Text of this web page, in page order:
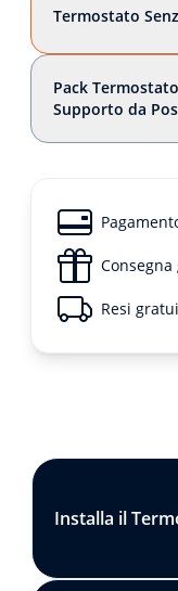
Termostato
Pack
Supporto da
Resi
Installa il